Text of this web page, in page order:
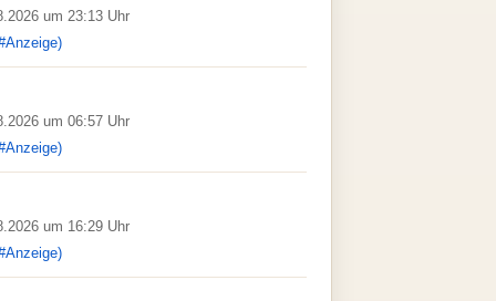
um 23:13 Uhr
um 06:57 Uhr
um 16:29 Uhr